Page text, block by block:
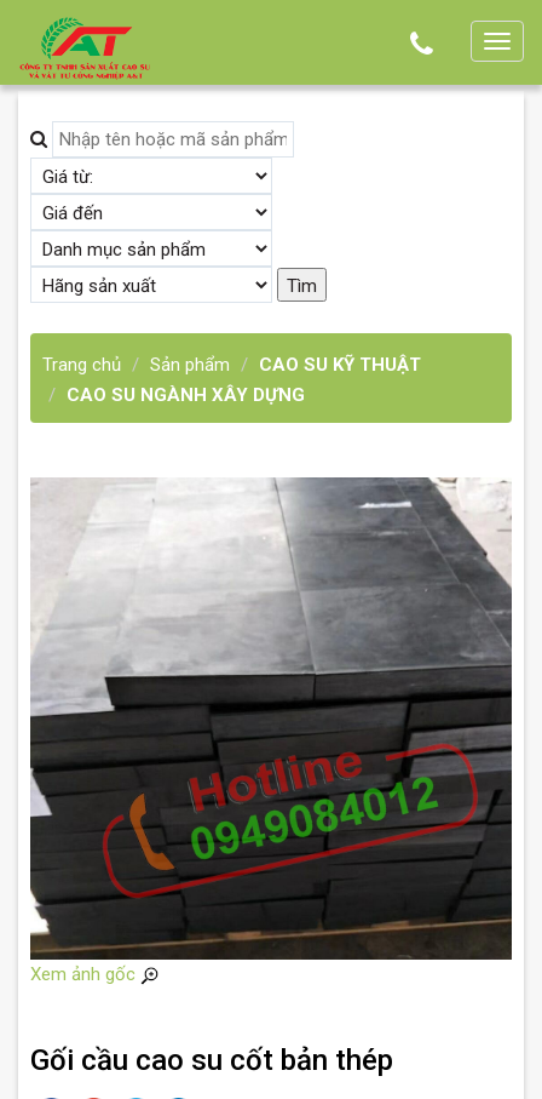
T
n
Trang chủ Sản phẩm
CAO SU KỸ THUẬT
CAO SU NGÀNH XÂY DỰNG
Xem ảnh gốc
Gối cầu cao su cốt bản thép